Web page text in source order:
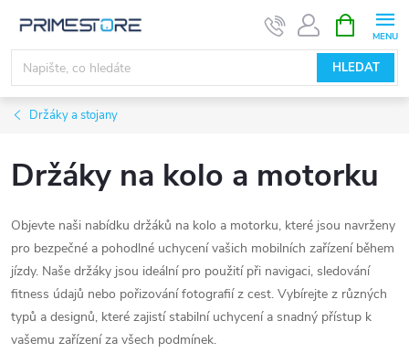
obsah
HLEDAT
NÁKUPNÍ
KOŠÍK
Držáky a stojany
Držáky na kolo a motorku
Objevte naši nabídku držáků na kolo a motorku, které jsou navrženy
pro bezpečné a pohodlné uchycení vašich mobilních zařízení během
jízdy. Naše držáky jsou ideální pro použití při navigaci, sledování
fitness údajů nebo pořizování fotografií z cest. Vybírejte z různých
typů a designů, které zajistí stabilní uchycení a snadný přístup k
vašemu zařízení za všech podmínek.